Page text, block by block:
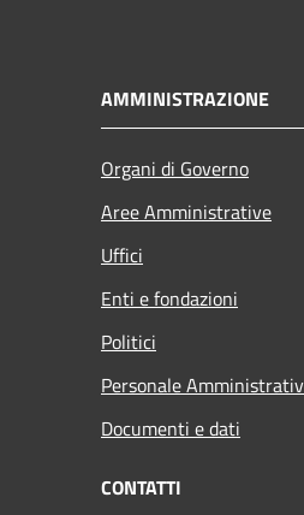
AMMINISTRAZIONE
Organi di Governo
Aree Amministrative
Uffici
Enti e fondazioni
Politici
Personale
Documenti e dati
CONTATTI